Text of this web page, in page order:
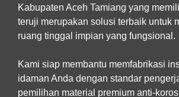
Kabupaten Aceh Tamiang yang
teruji merupakan solusi terbaik untuk
ruang tinggal impian yang fungsional.
Kami siap membantu memfabrikasi
idaman Anda dengan standar
pemilihan material premium anti-